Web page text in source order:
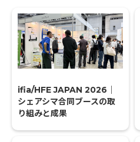
ifia/HFE JAPAN 2026｜
シェアシマ合同ブースの取
り組みと成果